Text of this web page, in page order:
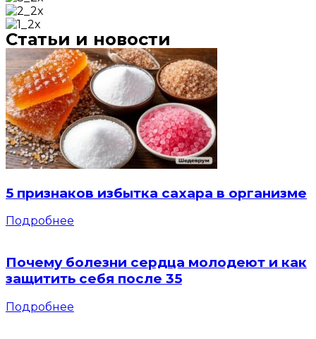
Статьи и новости
5 признаков избытка сахара в организме
Подробнее
Почему болезни сердца молодеют и как
защитить себя после 35
Подробнее